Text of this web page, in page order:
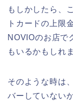
もしかしたら、
トカードの上限
NOVIOのお店で
もいるかもしれ
そのような時は
バーしていない